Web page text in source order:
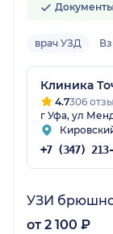
врач УЗД
Клиника
4.7306
г Уфа, ул
УЗИ
от 2 100 ₽